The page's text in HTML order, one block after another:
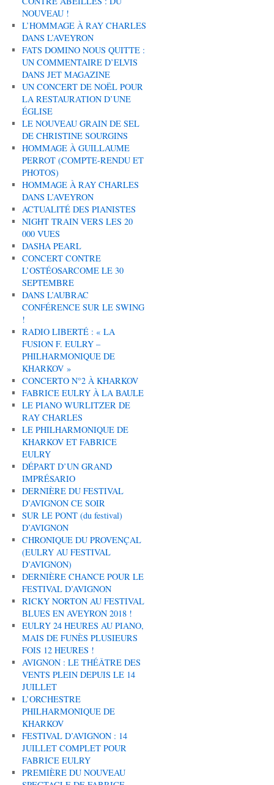
NOUVEAU !
L’HOMMAGE À RAY CHARLES
DANS L’AVEYRON
FATS DOMINO NOUS QUITTE :
UN COMMENTAIRE D’ELVIS
DANS JET MAGAZINE
UN CONCERT DE NOËL POUR
LA RESTAURATION D’UNE
ÉGLISE
LE NOUVEAU GRAIN DE SEL
DE CHRISTINE SOURGINS
HOMMAGE À GUILLAUME
PERROT (COMPTE-RENDU ET
PHOTOS)
HOMMAGE À RAY CHARLES
DANS L’AVEYRON
ACTUALITÉ DES PIANISTES
NIGHT TRAIN VERS LES 20
000 VUES
DASHA PEARL
CONCERT CONTRE
L’OSTÉOSARCOME LE 30
SEPTEMBRE
DANS L’AUBRAC
CONFÉRENCE SUR LE SWING
!
RADIO LIBERTÉ : « LA
FUSION F. EULRY –
PHILHARMONIQUE DE
KHARKOV »
CONCERTO N°2 À KHARKOV
FABRICE EULRY À LA BAULE
LE PIANO WURLITZER DE
RAY CHARLES
LE PHILHARMONIQUE DE
KHARKOV ET FABRICE
EULRY
DÉPART D’UN GRAND
IMPRÉSARIO
DERNIÈRE DU FESTIVAL
D’AVIGNON CE SOIR
SUR LE PONT (du festival)
D’AVIGNON
CHRONIQUE DU PROVENÇAL
(EULRY AU FESTIVAL
D’AVIGNON)
DERNIÈRE CHANCE POUR LE
FESTIVAL D’AVIGNON
RICKY NORTON AU FESTIVAL
BLUES EN AVEYRON 2018 !
EULRY 24 HEURES AU PIANO,
MAIS DE FUNÈS PLUSIEURS
FOIS 12 HEURES !
AVIGNON : LE THÉÂTRE DES
VENTS PLEIN DEPUIS LE 14
JUILLET
L’ORCHESTRE
PHILHARMONIQUE DE
KHARKOV
FESTIVAL D’AVIGNON : 14
JUILLET COMPLET POUR
FABRICE EULRY
PREMIÈRE DU NOUVEAU